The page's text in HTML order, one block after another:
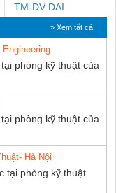
TM-DV DAI
DONG THANH
» Xem tất cả
phòng kỹ thuật của
phòng kỹ thuật của
Hà Nội
tại phòng kỹ thuật